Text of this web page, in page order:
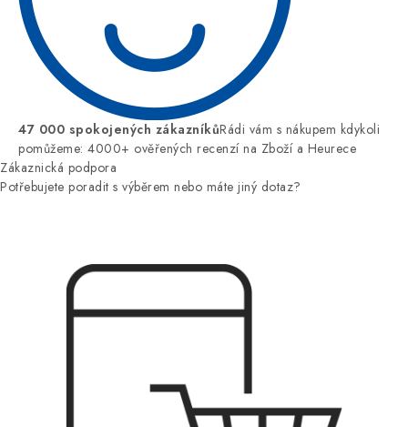
47 000 spokojených zákazníkůRádi vám s nákupem kdykoli
pomůžeme: 4000+ ověřených recenzí na Zboží a Heurece
Zákaznická podpora
Potřebujete poradit s výběrem nebo máte jiný dotaz?